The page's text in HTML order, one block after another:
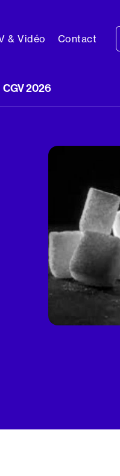
& Vidéo Contact
CGV 2026